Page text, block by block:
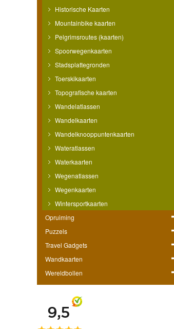
Historische Kaarten
Mountainbike kaarten
Pelgrimsroutes (kaarten)
Spoorwegenkaarten
Stadsplattegronden
Toerskikaarten
Topografische kaarten
Wandelatlassen
Wandelkaarten
Wandelknooppuntenkaarten
Wateratlassen
Waterkaarten
Wegenatlassen
Wegenkaarten
Wintersportkaarten
Opruiming
Puzzels
Travel Gadgets
Wandkaarten
Wereldbollen